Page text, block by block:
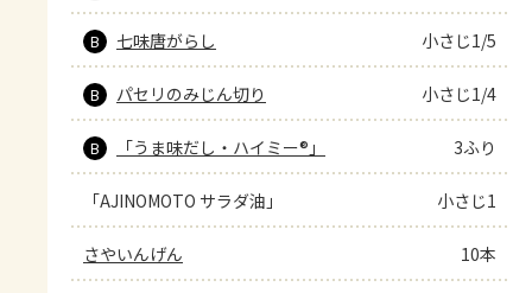
B 七味唐がらし 小さじ1/5
B パセリのみじん切り 小さじ1/4
B 「うま味だし・ハイミー®」 3ふり
「AJINOMOTO サラダ油」 小さじ1
さやいんげん 10本